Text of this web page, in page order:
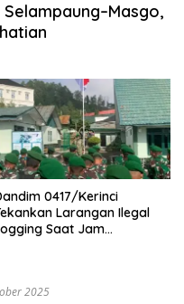
0417/Kerinci
Larangan Ilegal
Saat Jam
2025